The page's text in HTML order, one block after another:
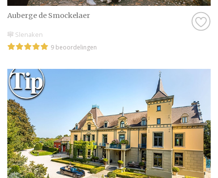
Auberge de Smockelaer
Slenaken
9 beoordelingen